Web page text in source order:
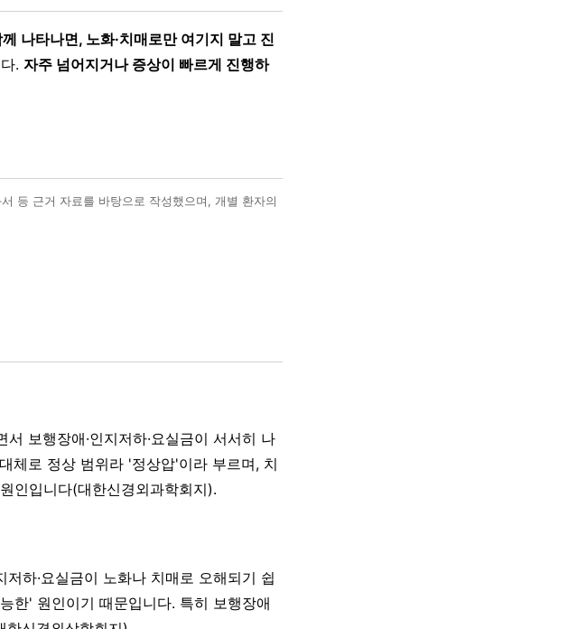
나타나면, 노화·치매로만 여기지 말고 진
. 자주 넘어지거나 증상이 빠르게 진행하
등 근거 자료를 바탕으로 작성했으며, 개별 환자의
보행장애·인지저하·요실금이 서서히 나
체로 정상 범위라 '정상압'이라 부르며, 치
인입니다(대한신경외과학회지).
하·요실금이 노화나 치매로 오해되기 쉽
한' 원인이기 때문입니다. 특히 보행장애